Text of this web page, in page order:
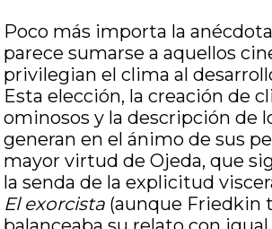
Poco más importa la
parece sumarse a aquellos
privilegian el clima al
Esta elección, la creación de
ominosos y la descripción de
generan en el ánimo de sus
mayor virtud de Ojeda, que
la senda de la explicitud
El exorcista (aunque Friedkin